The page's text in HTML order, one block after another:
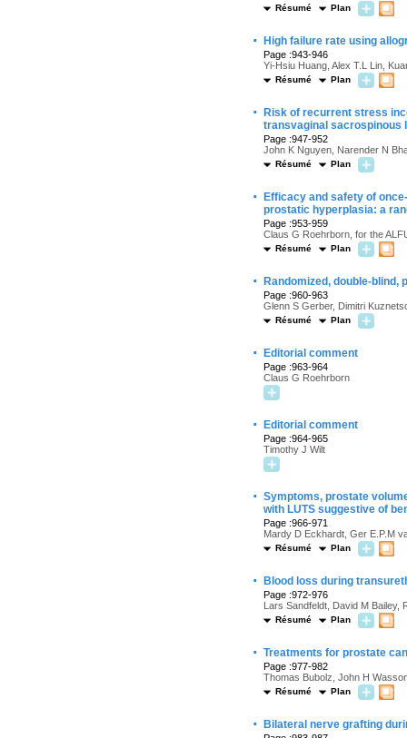
Résumé Plan
· High failure rate using
Page :943-946
Yi-Hsiu Huang, Alex T.L Lin,
Résumé Plan
·
Risk of recurrent stress
transvaginal sacrospinous
Page :947-952
John K Nguyen, Narender N
Résumé Plan
·
Efficacy and safety of
prostatic hyperplasia: a
Page :953-959
Claus G Roehrborn, for the
Résumé Plan
· Randomized, double-
Page :960-963
Glenn S Gerber, Dimitri
Résumé Plan
· Editorial comment
Page :963-964
Claus G Roehrborn
· Editorial comment
Page :964-965
Timothy J Wilt
· Symptoms, prostate
with LUTS suggestive of
Page :966-971
Mardy D Eckhardt, Ger E.P.M
Résumé Plan
· Blood loss during
Page :972-976
Lars Sandfeldt, David M Bailey,
Résumé Plan
· Treatments for prostate
Page :977-982
Thomas Bubolz, John H
Résumé Plan
· Bilateral nerve grafting